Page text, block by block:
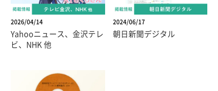
2026/04/14
Yahooニュース、金沢テレ
ビ、NHK 他
2024/06/17
朝日新聞デジタル